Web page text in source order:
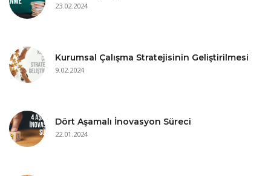
23.02.2024
Kurumsal Çalışma Stratejisinin Geliştirilmesi
9.02.2024
Dört Aşamalı İnovasyon Süreci
22.01.2024